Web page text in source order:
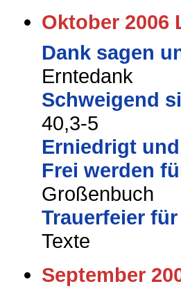
Oktober 2006
Dank sagen
Erntedank
Schweigend
40,3-5
Erniedrigt
Frei werden
Großenbuch
Trauerfeier
Texte
September